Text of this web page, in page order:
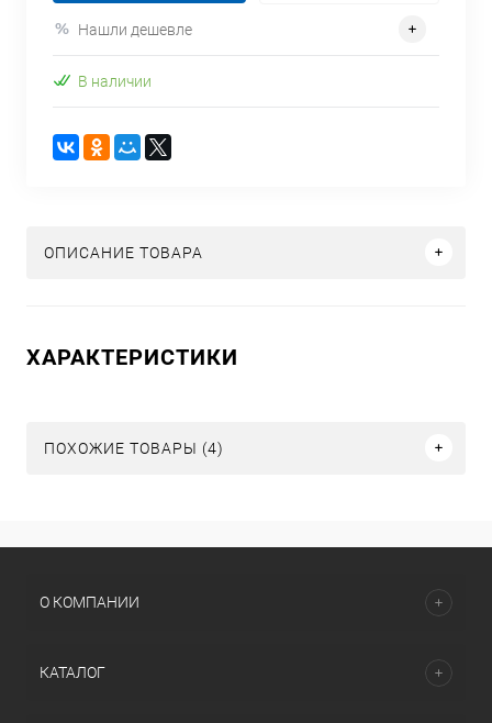
Нашли дешевле
В наличии
ОПИСАНИЕ ТОВАРА
ХАРАКТЕРИСТИКИ
ПОХОЖИЕ ТОВАРЫ (4)
О КОМПАНИИ
КАТАЛОГ